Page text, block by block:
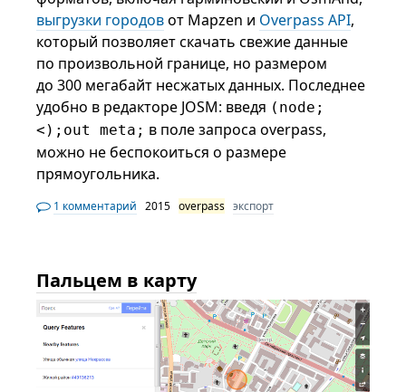
выгрузки городовот Mapzen и Overpass API,
который позволяет скачать свежие данные
по произвольной границе, но размером
до 300 мегабайт несжатых данных. Последнее
удобно в редакторе JOSM: введя (node;
<);out meta; в поле запроса overpass,
можно не беспокоиться о размере
прямоугольника.
1 комментарий 2015 overpass экспорт
Пальцем в карту